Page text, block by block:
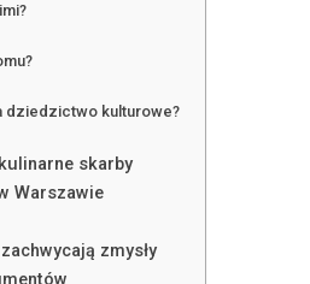
dziedzictwo kulturowe?
skarby
Warszawie
zmysły